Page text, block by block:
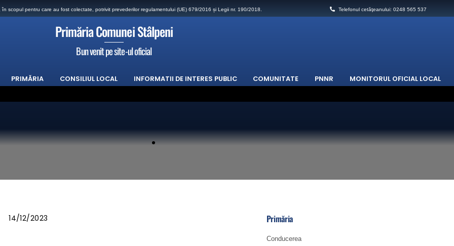
scopul pentru care au fost colectate, potrivit prevederilor regulamentului (UE) 679/2016 și Legii nr. 190/2018. Telefonul cetăţeanului: 0248 565 537
Primăria Comunei Stâlpeni
Bun venit pe site-ul oficial
PRIMĂRIA CONSILIUL LOCAL INFORMATII DE INTERES PUBLIC COMUNITATE PNNR MONITORUL OFICIAL LOCAL
proprietari terenuri din comuna Stalpeni
14/12/2023 Primăria
Conducerea